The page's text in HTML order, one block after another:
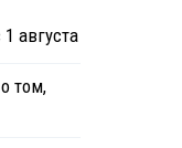
августа
том,